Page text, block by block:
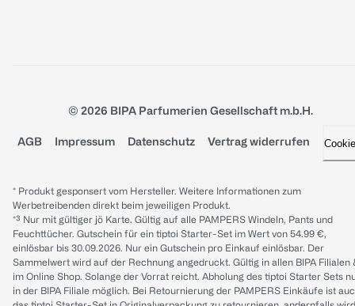
© 2026 BIPA Parfumerien Gesellschaft m.b.H.
AGB Impressum Datenschutz Vertrag widerrufen
* Produkt gesponsert vom Hersteller. Weitere Informationen zum
Werbetreibenden direkt beim jeweiligen Produkt.
*³ Nur mit gültiger jö Karte. Gültig auf alle PAMPERS Windeln, Pants und
Feuchttücher. Gutschein für ein tiptoi Starter-Set im Wert von 54.99 €,
einlösbar bis 30.09.2026. Nur ein Gutschein pro Einkauf einlösbar. Der
Sammelwert wird auf der Rechnung angedruckt. Gültig in allen BIPA Filialen
im Online Shop. Solange der Vorrat reicht. Abholung des tiptoi Starter Sets
in der BIPA Filiale möglich. Bei Retournierung der PAMPERS Einkäufe ist